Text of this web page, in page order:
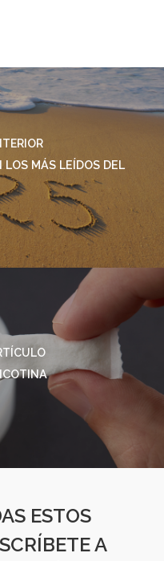
LOS MÁS LEÍDOS DEL
ESTOS
A